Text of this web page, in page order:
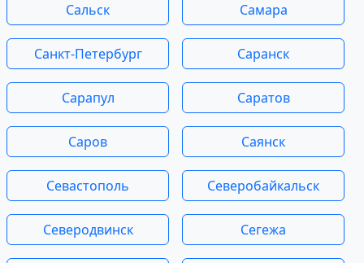
Сальск Самара
Санкт-Петербург Саранск
Сарапул Саратов
Саров Саянск
Севастополь Северобайкальск
Северодвинск Сегежа